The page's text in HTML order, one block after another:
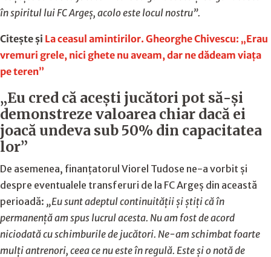
în spiritul lui FC Argeș, acolo este locul nostru”.
Citește și La ceasul amintirilor. Gheorghe Chivescu: „Erau
vremuri grele, nici ghete nu aveam, dar ne dădeam viaţa
pe teren”
„Eu cred că aceşti jucători pot să-şi
demonstreze valoarea chiar dacă ei
joacă undeva sub 50% din capacitatea
lor”
De asemenea, finanțatorul Viorel Tudose ne-a vorbit și
despre eventualele transferuri de la FC Argeș din această
perioadă: „Eu sunt adeptul continuității și știți că în
permanență am spus lucrul acesta. Nu am fost de acord
niciodată cu schimburile de jucători. Ne-am schimbat foarte
mulți antrenori, ceea ce nu este în regulă. Este și o notă de